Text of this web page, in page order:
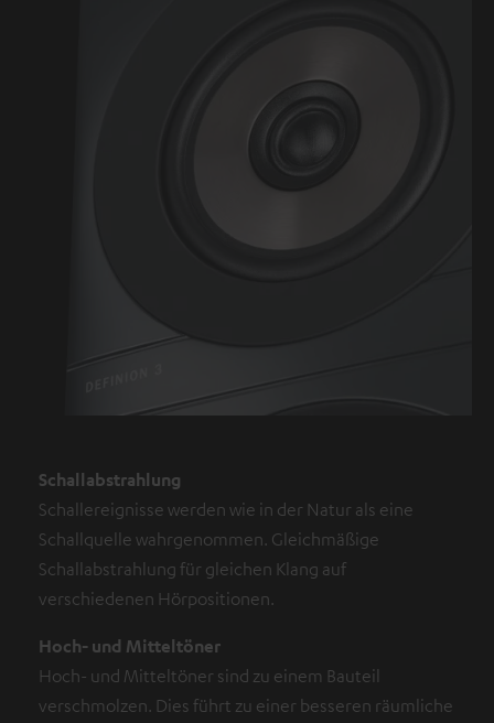
Schallabstrahlung
Schallereignisse werden wie in der Natur als eine
Schallquelle wahrgenommen. Gleichmäßige
Schallabstrahlung für gleichen Klang auf
verschiedenen Hörpositionen.
Hoch- und Mitteltöner
Hoch- und Mitteltöner sind zu einem Bauteil
verschmolzen. Dies führt zu einer besseren räumliche